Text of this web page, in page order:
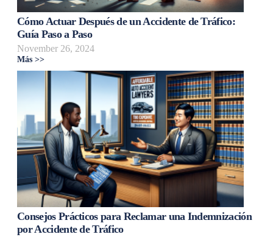
Cómo Actuar Después de un Accidente de Tráfico:
Guía Paso a Paso
November 26, 2024
Más >>
Consejos Prácticos para Reclamar una Indemnización
por Accidente de Tráfico